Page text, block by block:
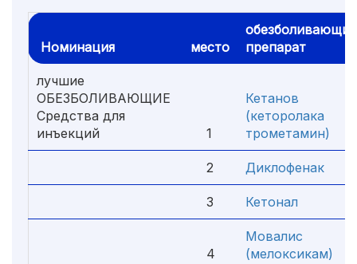
Номинация место
обезболивающий
препарат
лучшие
ОБЕЗБОЛИВАЮЩИЕ
Средства для
инъекций
1
Кетанов
(кеторолака
трометамин)
2 Диклофенак
3 Кетонал
4
Мовалис
(мелоксикам)